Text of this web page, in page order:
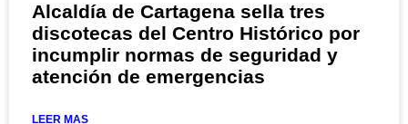
Alcaldía de Cartagena sella tres
discotecas del Centro Histórico por
incumplir normas de seguridad y
atención de emergencias
LEER MAS